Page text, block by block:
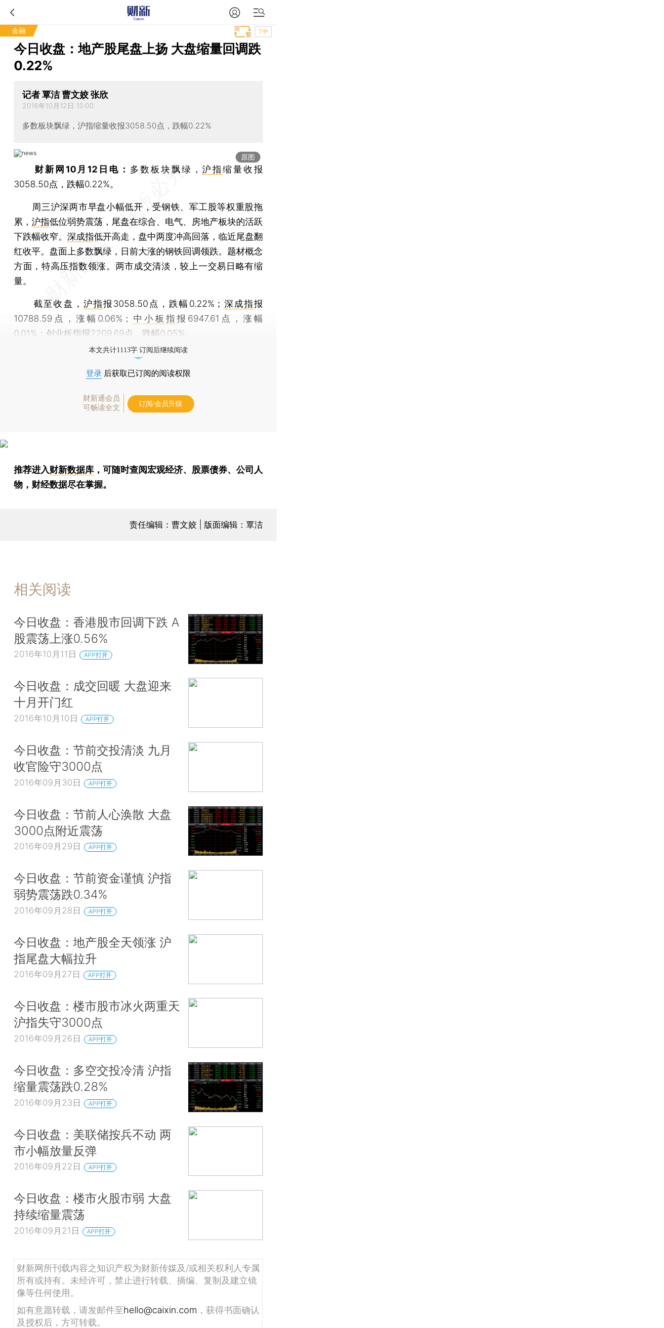
金融 T中
今日收盘：地产股尾盘上扬 大盘缩量回调跌
0.22%
记者 覃洁 曹文姣 张欣
2016年10月12日 15:00
多数板块飘绿，沪指缩量收报3058.50点，跌幅0.22%
原图
财新网10月12日电： 多数板块飘绿，沪指缩量收报
3058.50点，跌幅0.22%。
周三沪深两市早盘小幅低开，受钢铁、军工股等权重股拖
累， 沪指低位弱势震荡，尾盘在综合、电气、房地产板块的活跃
下跌幅收窄。 深成指低开高走，盘中两度冲高回落，临近尾盘翻
红收平。盘面上多数飘绿，日前大涨的钢铁回调领跌。题材概念
方面，特高压指数领涨。两市成交清淡，较上一交易日略有缩
量。
截至收盘， 沪指报3058.50点，跌幅0.22%； 深成指报
10788.59点，涨幅0.06%；
中小板指 报6947.61点，涨幅
0.01%； 创业板指报2209.69点，跌幅0.05%。
本文共计1113字 订阅后继续阅读
登录 后获取已订阅的阅读权限
财新通会员
可畅读全文
订阅/会员升级
推荐进入财新数据库 ，可随时查阅宏观经济、股票债券、公司人
物，财经数据尽在掌握。
责任编辑：曹文姣 | 版面编辑：覃洁
相关阅读
今日收盘：香港股市回调下跌 A
股震荡上涨0.56%
2016年10月11日 APP打开
今日收盘：成交回暖 大盘迎来
十月开门红
2016年10月10日 APP打开
今日收盘：节前交投清淡 九月
收官险守3000点
2016年09月30日 APP打开
今日收盘：节前人心涣散 大盘
3000点附近震荡
2016年09月29日 APP打开
今日收盘：节前资金谨慎 沪指
弱势震荡跌0.34%
2016年09月28日 APP打开
今日收盘：地产股全天领涨 沪
指尾盘大幅拉升
2016年09月27日 APP打开
今日收盘：楼市股市冰火两重天
沪指失守3000点
2016年09月26日 APP打开
今日收盘：多空交投冷清 沪指
缩量震荡跌0.28%
2016年09月23日 APP打开
今日收盘：美联储按兵不动 两
市小幅放量反弹
2016年09月22日 APP打开
今日收盘：楼市火股市弱 大盘
持续缩量震荡
2016年09月21日 APP打开
财新网所刊载内容之知识产权为财新传媒及/或相关权利人专属
所有或持有。未经许可，禁止进行转载、摘编、复制及建立镜
像等任何使用。
如有意愿转载，请发邮件至hello@caixin.com ，获得书面确认
及授权后，方可转载。